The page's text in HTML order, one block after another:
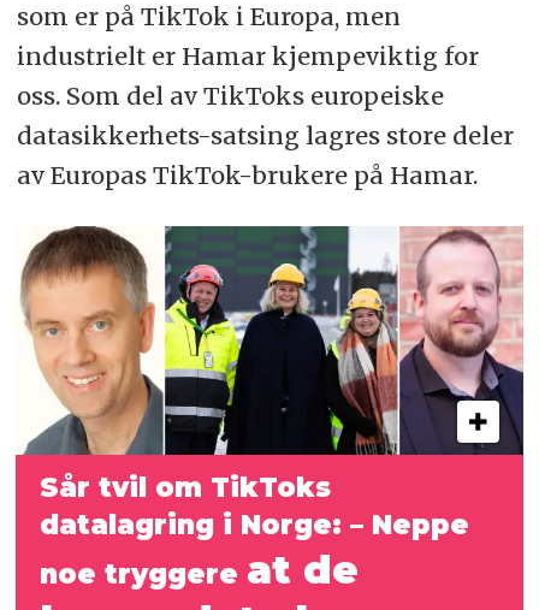
som er på TikTok i Europa, men
industrielt er Hamar kjempeviktig for
oss. Som del av TikToks europeiske
datasikkerhets-satsing lagres store deler
av Europas TikTok-brukere på Hamar.
Sår tvil om TikToks
datalagring i Norge: – Neppe
noe tryggere at de